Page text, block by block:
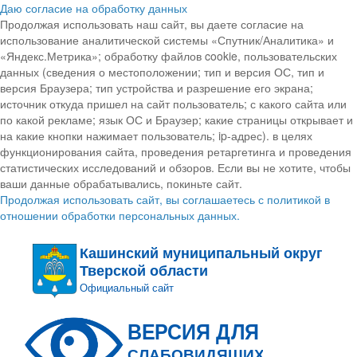
Даю согласие на обработку данных
Продолжая использовать наш сайт, вы даете согласие на
использование аналитической системы «Спутник/Аналитика» и
«Яндекс.Метрика»; обработку файлов cookie, пользовательских
данных (сведения о местоположении; тип и версия ОС, тип и
версия Браузера; тип устройства и разрешение его экрана;
источник откуда пришел на сайт пользователь; с какого сайта или
по какой рекламе; язык ОС и Браузер; какие страницы открывает и
на какие кнопки нажимает пользователь; ip-адрес). в целях
функционирования сайта, проведения ретаргетинга и проведения
статистических исследований и обзоров. Если вы не хотите, чтобы
ваши данные обрабатывались, покиньте сайт.
Продолжая использовать сайт, вы соглашаетесь с политикой в
отношении обработки персональных данных.